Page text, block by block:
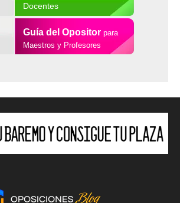
Docentes
Guía del Opositor para
Maestros y Profesores